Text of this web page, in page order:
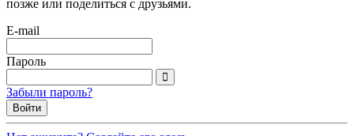
позже или поделиться с друзьями.
E-mail
Пароль
Забыли пароль?
Войти